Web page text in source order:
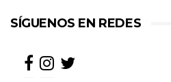
SÍGUENOS EN REDES